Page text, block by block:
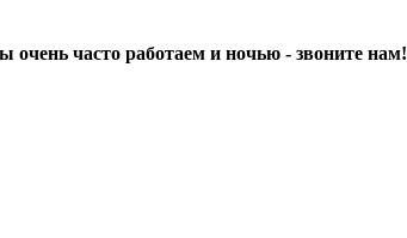
очень часто работаем и ночью - звоните нам!